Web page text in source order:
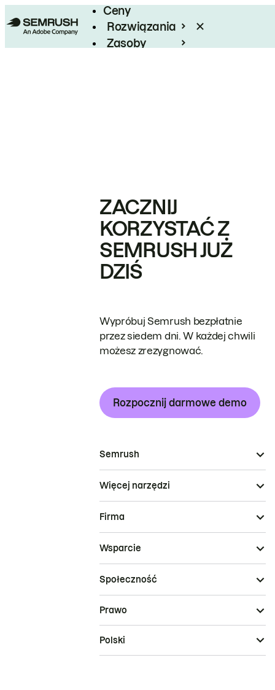
Ceny
Rozwiązania
Zasoby
ZACZNIJ
KORZYSTAĆ Z
SEMRUSH JUŻ
DZIŚ
Wypróbuj Semrush bezpłatnie
przez siedem dni. W każdej chwili
możesz zrezygnować.
Rozpocznij darmowe demo
Semrush
Więcej narzędzi
Firma
Wsparcie
Społeczność
Prawo
Polski